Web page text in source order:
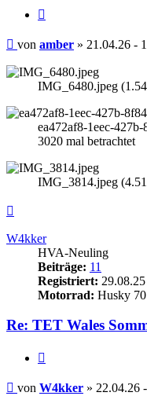
Beitrag
von amber » 21.04.26 -
IMG_6480.jpeg
ea472af8-1eec-
3020 mal betrachtet
IMG_3814.jpeg
W4kker
HVA-Neuling
Beiträge: 11
Registriert:
Motorrad: Husky
Re: TET Wales
Beitrag
von W4kker » 22.04.26